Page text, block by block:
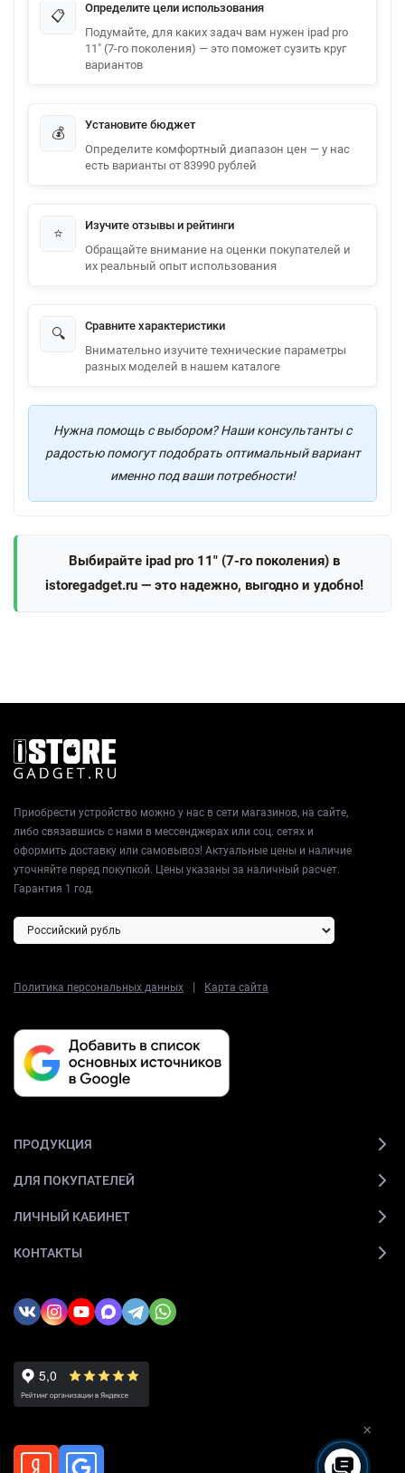
📋
Определите цели использования
Подумайте, для каких задач вам нужен ipad pro
11" (7-го поколения) — это поможет сузить круг
вариантов
💰
Установите бюджет
Определите комфортный диапазон цен — у нас
есть варианты от 83990 рублей
⭐
Изучите отзывы и рейтинги
Обращайте внимание на оценки покупателей и
их реальный опыт использования
🔍
Сравните характеристики
Внимательно изучите технические параметры
разных моделей в нашем каталоге
Нужна помощь с выбором? Наши консультанты с
радостью помогут подобрать оптимальный вариант
именно под ваши потребности!
Выбирайте ipad pro 11" (7-го поколения) в
istoregadget.ru — это надежно, выгодно и удобно!
Приобрести устройство можно у нас в сети магазинов, на сайте,
либо связавшись с нами в мессенджерах или соц. сетях и
оформить доставку или самовывоз! Актуальные цены и наличие
уточняйте перед покупкой. Цены указаны за наличный расчет.
Гарантия 1 год.
Политика персональных данных | Карта сайта
ПРОДУКЦИЯ
ДЛЯ ПОКУПАТЕЛЕЙ
ЛИЧНЫЙ КАБИНЕТ
КОНТАКТЫ
×